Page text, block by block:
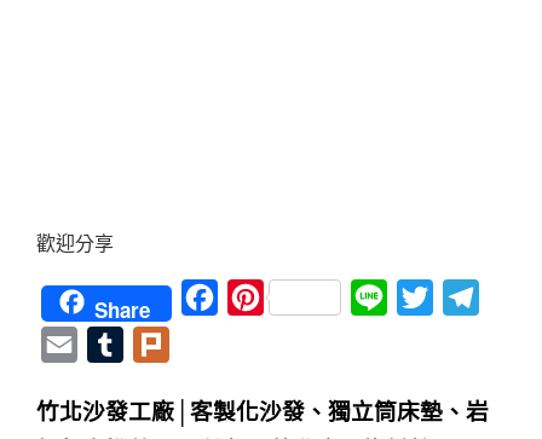
歡迎分享
Share FacebookPinterest Line Twitter
Email Tumblr
竹北沙發工廠│客製化沙發、獨立筒床墊、岩